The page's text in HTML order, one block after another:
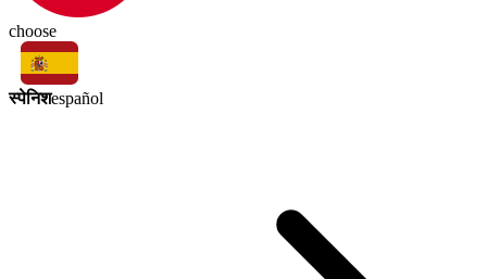
choose
स्पेनिशespañol